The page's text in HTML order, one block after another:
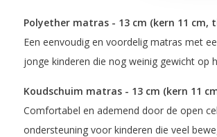
Polyether matras- 13 cm (kern 11 cm,
Een eenvoudig en voordelig matras met
jonge kinderen die nog weinig gewicht op
Koudschuim matras - 13 cm (kern 11
Comfortabel en ademend door de open
ondersteuning voor kinderen die veel